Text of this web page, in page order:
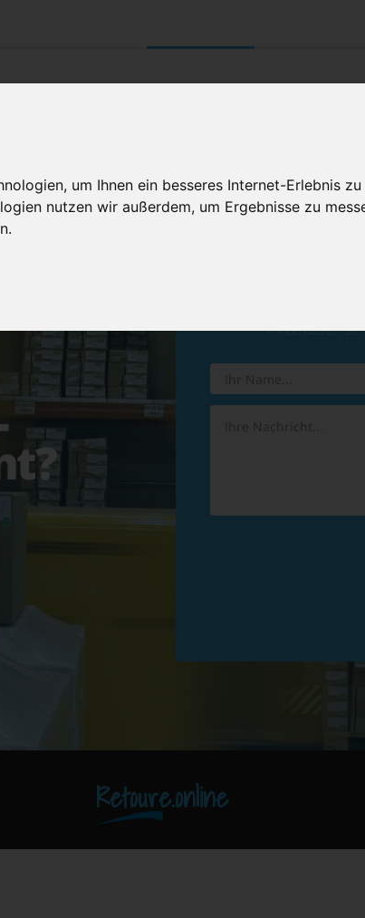
um Ihnen ein besseres Internet-Erlebnis
nutzen wir außerdem, um Ergebnisse zu
Hinterlassen
Retoure.online